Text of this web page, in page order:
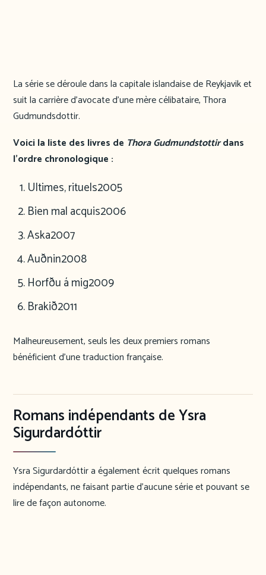
La série se déroule dans la capitale islandaise de Reykjavik et
suit la carrière d’avocate d’une mère célibataire, Thora
Gudmundsdottir.
Voici la liste des livres de Thora Gudmundstottirdans
l’ordre chronologique :
Ultimes, rituels2005
Bien mal acquis2006
Aska2007
Auðnin2008
Horfðu á mig2009
Brakið2011
Malheureusement, seuls les deux premiers romans
bénéficient d’une traduction française.
Romans indépendants de Ysra
Sigurdardóttir
Ysra Sigurdardóttir a également écrit quelques romans
indépendants, ne faisant partie d’aucune série et pouvant se
lire de façon autonome.